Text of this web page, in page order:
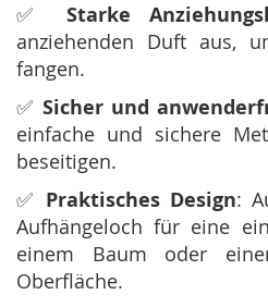
✅ Starke
anziehenden Duft aus,
fangen.
✅ Sicher und
einfache und sichere
beseitigen.
✅ Praktisches Design:
Aufhängeloch für eine
einem Baum oder
Oberfläche.